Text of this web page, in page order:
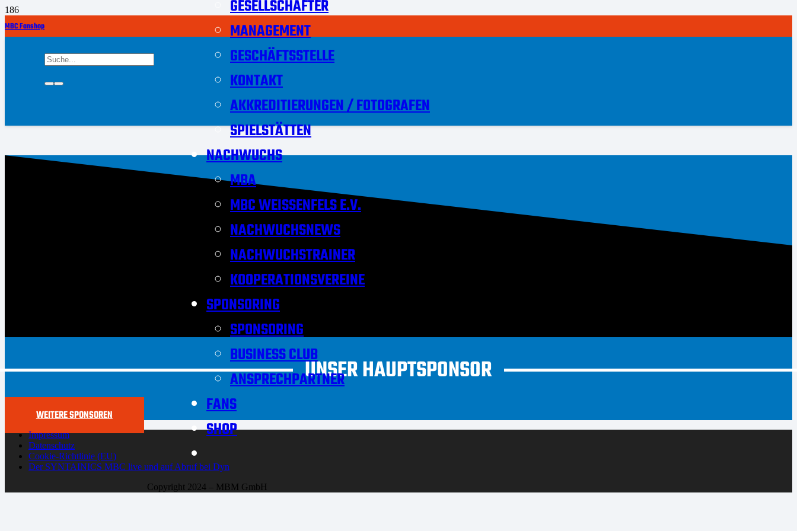
MBC Fanshop
GESELLSCHAFTER
MANAGEMENT
GESCHÄFTSSTELLE
KONTAKT
AKKREDITIERUNGEN / FOTOGRAFEN
SPIELSTÄTTEN
NACHWUCHS
MBA
MBC WEISSENFELS E.V.
NACHWUCHSNEWS
NACHWUCHSTRAINER
KOOPERATIONSVEREINE
SPONSORING
SPONSORING
BUSINESS CLUB
ANSPRECHPARTNER
FANS
SHOP
UNSER HAUPTSPONSOR
WEITERE SPONSOREN
Impressum
Datenschutz
Cookie-Richtlinie (EU)
Der SYNTAINICS MBC live und auf Abruf bei Dyn
Copyright 2024 – MBM GmbH